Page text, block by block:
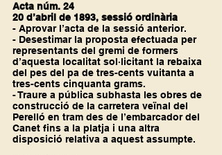
Acta núm. 24
20 d’abril de 1893, sessió ordinària
- Aprovar l’acta de la sessió anterior.
- Desestimar la proposta efectuada per
representants del gremi de formers
d’aquesta localitat sol·licitant la rebaixa
del pes del pa de tres-cents vuitanta a
tres-cents cinquanta grams.
- Traure a pública subhasta les obres de
construcció de la carretera veïnal del
Perelló en tram des de l’embarcador del
Canet fins a la platja i una altra
disposició relativa a aquest assumpte.